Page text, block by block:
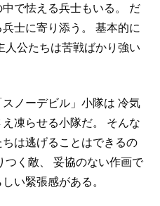
で怯える兵士もいる。
だ
士に寄り添う。
基本的に
人公たちは苦戦ばかり強い
ノーデビル」小隊は 冷気
凍らせる小隊だ。
そんな
は逃げることはできるの
く敵、
妥協のない作画で
い緊張感がある。